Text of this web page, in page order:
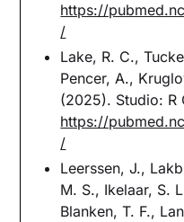
https://
/
Lake, R. C.,
Pencer, A.,
(2025). Studio: R
https://
/
Leerssen, J.,
M. S., Ikelaar, S.
Blanken, T. F.,